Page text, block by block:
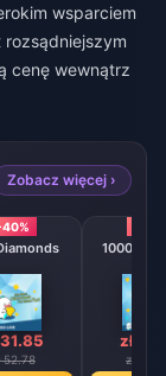
wsparciem
cenę wewnątrz
Zobacz więcej ›
31.85
52.78
1000
zł
zł